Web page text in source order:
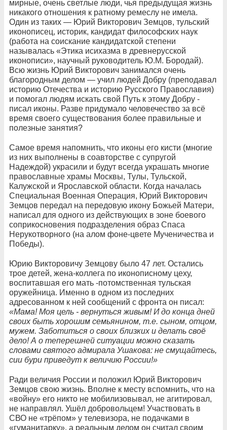
мирные, очень светлые люди, чья предыдущая жизнь
никакого отношения к ратному ремеслу не имела.
Один из таких — Юрий Викторович Земцов, тульский
иконописец, историк, кандидат философских наук
(работа на соискание кандидатской степени
называлась «Этика исихазма в древнерусской
иконописи», научный руководитель Ю.М. Бородай).
Всю жизнь Юрий Викторович занимался очень
благородным делом — учил людей Добру (преподавал
историю Отечества и историю Русского Православия)
и помогал людям искать свой Путь к этому Добру -
писал иконы. Разве придумало человечество за всё
время своего существования более правильные и
полезные занятия?
Самое время напомнить, что иконы его кисти (многие
из них выполнены в соавторстве с супругой
Надеждой) украсили и будут всегда украшать многие
православные храмы Москвы, Тулы, Тульской,
Калужской и Ярославской области. Когда началась
Специальная Военная Операция, Юрий Викторович
Земцов передал на передовую икону Божьей Матери,
написал для одного из действующих в зоне боевого
соприкосновения подразделения образ Спаса
Нерукотворного (на алом фоне-цвете Мученичества и
Победы).
Юрию Викторовичу Земцову было 47 лет. Остались
трое детей, жена-коллега по иконописному цеху,
воспитавшая его мать -потомственная тульская
оружейница. Именно в одном из последних
адресованном к ней сообщений с фронта он писал:
«Мама! Моя цель - вернуться живым! И до конца дней
своих быть хорошим семьянином, т.е. сыном, отцом,
мужем. Заботиться о своих близких и делать своё
дело! А о теперешней ситуации можно сказать
словами святого адмирала Ушакова: не смущайтесь,
сии бури приведут к величию России!»
Ради величия России и положил Юрий Викторович
Земцов свою жизнь. Вполне к месту вспомнить, что на
«войну» его никто не мобилизовывал, не агитировал,
не направлял. Ушёл добровольцем! Участвовать в
СВО не «трёпом» у телевизора, не подачками в
«гуманитарку», а реальным делом он считал своим